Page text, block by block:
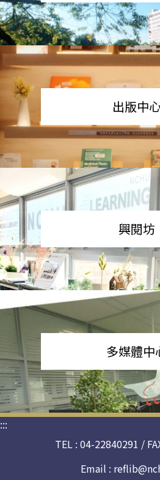
出版中
興閱坊
多媒體中
:::
TEL : 04-22840291 /
Email :